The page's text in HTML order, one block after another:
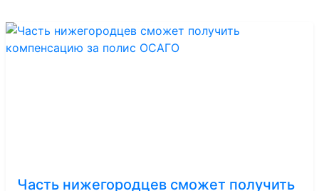
Часть нижегородцев сможет получить